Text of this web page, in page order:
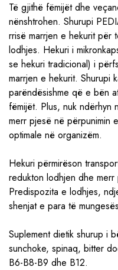
Të gjithë fëmijët dhe
nënshtrohen. Shurupi
rrisë marrjen e hekurit për
lodhjes. Hekuri i
se hekuri tradicional) i
marrjen e hekurit. Shurupi
parëndësishme që e bën
fëmijët. Plus, nuk ndërhyn
merr pjesë në përpunimin
optimale në organizëm.
Hekuri përmirëson
redukton lodhjen dhe
Predispozita e lodhjes,
shenjat e para të
Suplement dietik shurup i
sunchoke, spinaq, bitter
B6-B8-B9 dhe B12.